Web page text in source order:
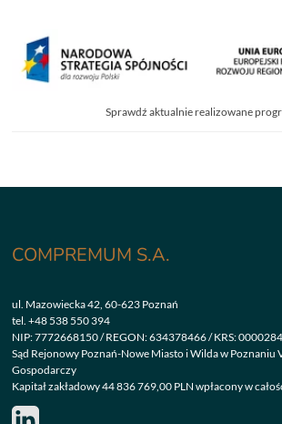
Sprawdź aktualnie realizowane
COMPREMUM S.A.
ul. Mazowiecka 42, 60-623 Poznań
tel.+48 538 550 394
NIP: 7772668150 / REGON: 634378466 / KRS:
Sąd Rejonowy Poznań-Nowe Miasto i Wilda w Poznaniu
Gospodarczy
Kapitał zakładowy 44 836 769,00 PLN wpłacony w